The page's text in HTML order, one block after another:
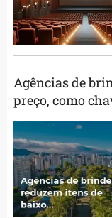
Agências de
preço, como